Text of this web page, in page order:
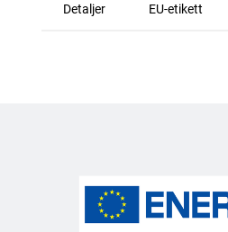
Detaljer EU-etikett